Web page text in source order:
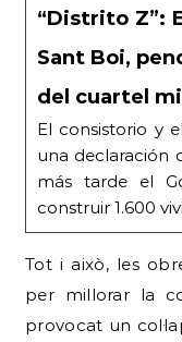
“Distrito Z”:
Sant Boi,
del cuartel
El consistorio y
una declaración
más tarde el
construir 1.600
Tot i això, les
per millorar la
provocat un